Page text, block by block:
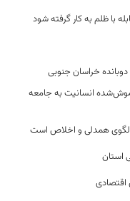
با ظلم به کار گرفته شود
انسانیت به جامعه
الگوی همدلی و اخلاص است
استان